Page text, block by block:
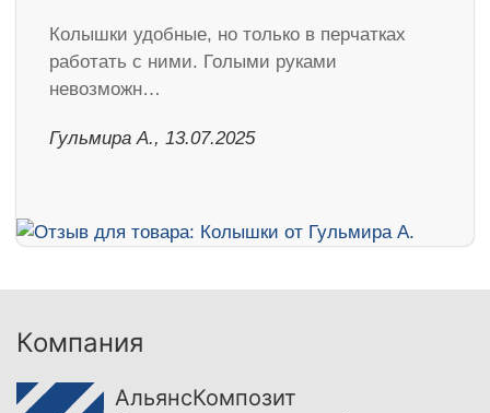
Колышки удобные, но только в перчатках
работать с ними. Голыми руками
невозможн…
Гульмира А., 13.07.2025
Компания
АльянсКомпозит